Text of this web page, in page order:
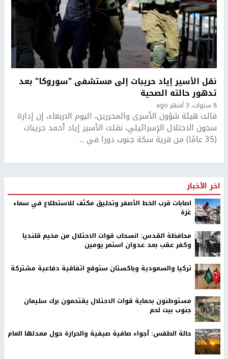
نقل الأسير إياد حريبات إلى مستشفى "سوروكا" بعد
تدهور حالته الصحية
8 سنوات، 3 أشهر ago
قالت هيئة شؤون الأسرى والمحررين، اليوم الاربعاء، إن إدارة
سجون الاحتلال الإسرائيلي، نقلت الأسير إياد أحمد حريبات
(35 عامًا) من قرية سكة جنوب دورا في ...
اخر الأخبار
اصابات قرب الخط الأصفر وتحليق مكثف للاستطلاع في سماء
غزة
محافظة القدس: انسحاب قوات الاحتلال من مخيم قلنديا
وكفر عقب بعد عدوان استمر يومين
تركيا والسعودية وباكستان ستوقع اتفاقية دفاعية مشتركة
مستوطنون بحماية قوات الاحتلال يقتحمون برك سليمان
جنوب بيت لحم
حالة الطقس: أجواء صافية صيفية والحرارة حول معدلها العام